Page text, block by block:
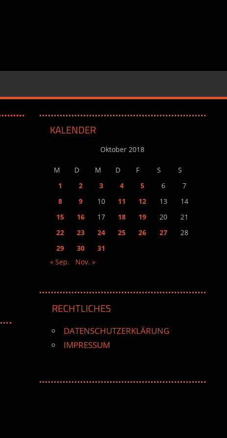
KALENDER
Oktober 2018
M D M D F S
S
1
2 3 4 5 6
7
8
9 10 11 12 13
14
15
16 17 18 19 20
21
22
23 24 25 26 27
28
29
30
31
« Sep.
Nov. »
RECHTLICHES
DATENSCHUTZERKLÄRUNG
IMPRESSUM